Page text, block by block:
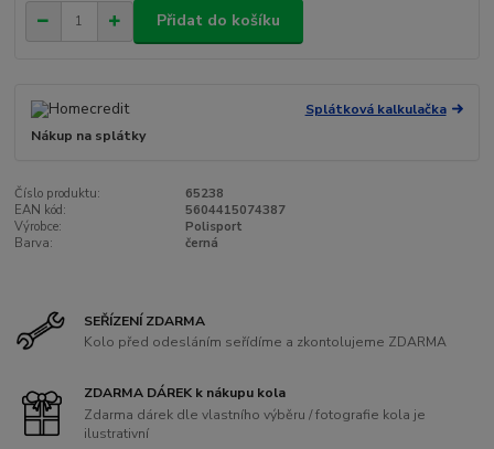
Přidat do košíku
Splátková kalkulačka
Nákup na splátky
Číslo produktu:
65238
EAN kód:
5604415074387
Výrobce:
Polisport
Barva:
černá
SEŘÍZENÍ ZDARMA
Kolo před odesláním seřídíme a zkontolujeme ZDARMA
ZDARMA DÁREK k nákupu kola
Zdarma dárek dle vlastního výběru / fotografie kola je
ilustrativní